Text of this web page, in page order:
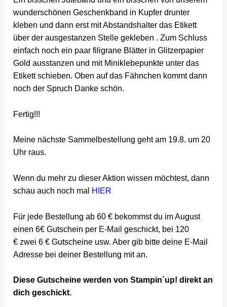
wunderschönen Geschenkband in Kupfer drunter
kleben und dann erst mit Abstandshalter das Etikett
über der ausgestanzen Stelle gekleben . Zum Schluss
einfach noch ein paar filigrane Blätter in Glitzerpapier
Gold ausstanzen und mit Miniklebepunkte unter das
Etikett schieben. Oben auf das Fähnchen kommt dann
noch der Spruch Danke schön.
Fertig!!!
Meine nächste Sammelbestellung geht am 19.8. um 20
Uhr raus.
Wenn du mehr zu dieser Aktion wissen möchtest, dann
schau auch noch mal
HIER
Für jede Bestellung ab 60 € bekommst du im August
einen 6€ Gutschein per E-Mail geschickt, bei 120
€ zwei 6 € Gutscheine usw. Aber gib bitte deine E-Mail
Adresse bei deiner Bestellung mit an.
Diese Gutscheine werden von Stampin´up! direkt an
dich geschickt.